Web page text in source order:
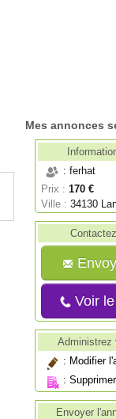
Mes annonces
: ferhat
Prix : 170 €
Ville : 34130
Voir
Administrez
: Modifier
:
Envoyer